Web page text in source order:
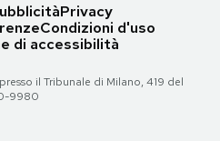
Privacy
Condizioni d'uso
di accessibilità
il Tribunale di Milano, 419 del
9980